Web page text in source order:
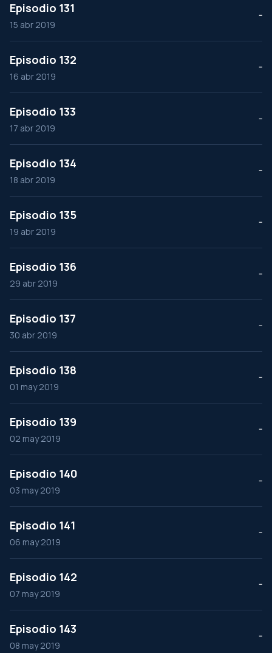
Episodio 131
15 abr 2019
--
Episodio 132
16 abr 2019
--
Episodio 133
17 abr 2019
--
Episodio 134
18 abr 2019
--
Episodio 135
19 abr 2019
--
Episodio 136
29 abr 2019
--
Episodio 137
30 abr 2019
--
Episodio 138
01 may 2019
--
Episodio 139
02 may 2019
--
Episodio 140
03 may 2019
--
Episodio 141
06 may 2019
--
Episodio 142
07 may 2019
--
Episodio 143
08 may 2019
--